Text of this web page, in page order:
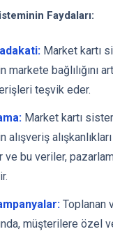
Faydaları:
Market kartı
markete bağlılığını
teşvik eder.
Market kartı
alışveriş
ve bu veriler,
Toplanan
müşterilere özel